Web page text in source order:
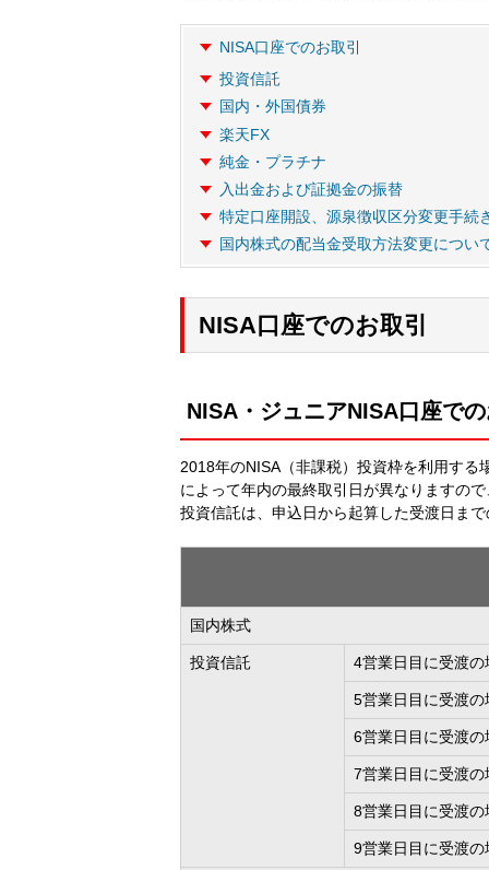
NISA口座でのお取引
投資信託
国内・外国債券
楽天FX
純金・プラチナ
入出金および証拠金の振替
特定口座開設、源泉徴収区分変更手続
国内株式の配当金受取方法変更につい
NISA口座でのお取引
NISA・ジュニアNISA口座で
2018年のNISA（非課税）投資枠を利用する
によって年内の最終取引日が異なりますの
投資信託は、申込日から起算した受渡日ま
国内株式
投資信託 4営業日目に受渡の
5営業日目に受渡の
6営業日目に受渡の
7営業日目に受渡の
8営業日目に受渡の
9営業日目に受渡の